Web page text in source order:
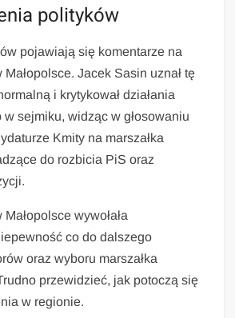
polityków
pojawiają się komentarze na
Jacek Sasin uznał tę
i krytykował działania
w sejmiku, widząc w głosowaniu
Kmity na marszałka
do rozbicia PiS oraz
wywołała
co do dalszego
oraz wyboru marszałka
przewidzieć, jak potoczą się
w regionie.